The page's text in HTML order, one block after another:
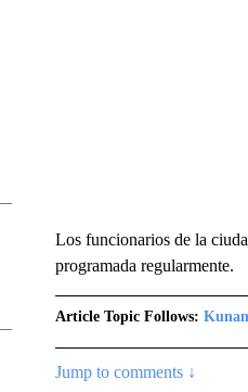
Los funcionarios de la
programada regularmente.
Article Topic Follows:
Jump to comments ↓